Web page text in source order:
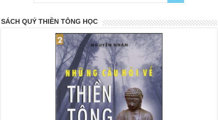
SÁCH QUÝ THIỀN TÔNG HỌC